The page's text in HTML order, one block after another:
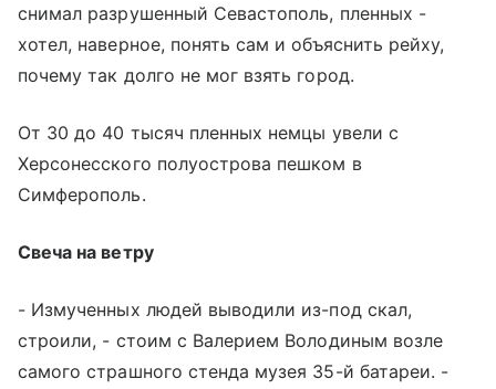
снимал разрушенный Севастополь, пленных -
хотел, наверное, понять сам и объяснить рейху,
почему так долго не мог взять город.
От 30 до 40 тысяч пленных немцы увели с
Херсонесского полуострова пешком в
Симферополь.
Свеча на ветру
- Измученных людей выводили из-под скал,
строили, - стоим с Валерием Володиным возле
самого страшного стенда музея 35-й батареи. -